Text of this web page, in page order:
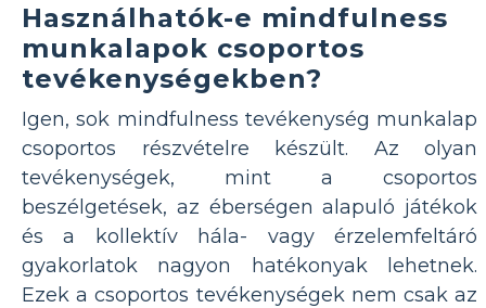
Használhatók-e mindfulness
munkalapok csoportos
tevékenységekben?
Igen, sok mindfulness tevékenység munkalap
csoportos részvételre készült. Az olyan
tevékenységek, mint a csoportos
beszélgetések, az éberségen alapuló játékok
és a kollektív hála- vagy érzelemfeltáró
gyakorlatok nagyon hatékonyak lehetnek.
Ezek a csoportos tevékenységek nem csak az